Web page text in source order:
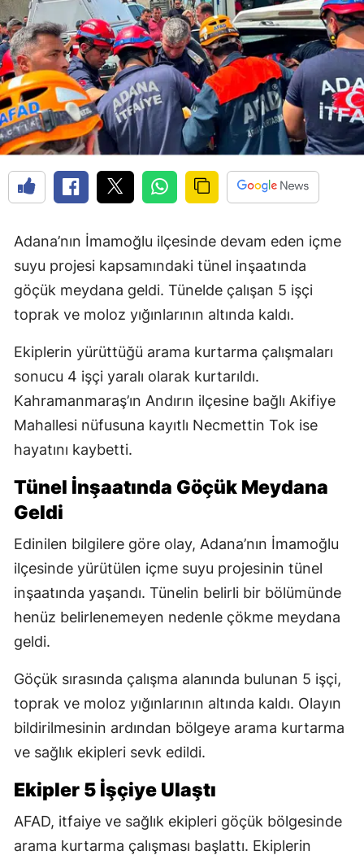
Adana’nın İmamoğlu ilçesinde devam eden içme
suyu projesi kapsamındaki tünel inşaatında
göçük meydana geldi. Tünelde çalışan 5 işçi
toprak ve moloz yığınlarının altında kaldı.
Ekiplerin yürüttüğü arama kurtarma çalışmaları
sonucu 4 işçi yaralı olarak kurtarıldı.
Kahramanmaraş’ın Andırın ilçesine bağlı Akifiye
Mahallesi nüfusuna kayıtlı Necmettin Tok ise
hayatını kaybetti.
Tünel İnşaatında Göçük Meydana
Geldi
Edinilen bilgilere göre olay, Adana’nın İmamoğlu
ilçesinde yürütülen içme suyu projesinin tünel
inşaatında yaşandı. Tünelin belirli bir bölümünde
henüz belirlenemeyen nedenle çökme meydana
geldi.
Göçük sırasında çalışma alanında bulunan 5 işçi,
toprak ve moloz yığınlarının altında kaldı. Olayın
bildirilmesinin ardından bölgeye arama kurtarma
ve sağlık ekipleri sevk edildi.
Ekipler 5 İşçiye Ulaştı
AFAD, itfaiye ve sağlık ekipleri göçük bölgesinde
arama kurtarma çalışması başlattı. Ekiplerin